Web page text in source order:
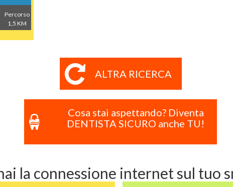
Percorso
1,5 KM
ALTRA RICERCA
Cosa stai aspettando? Diventa
DENTISTA SICURO anche TU!
la connessione internet sul tuo